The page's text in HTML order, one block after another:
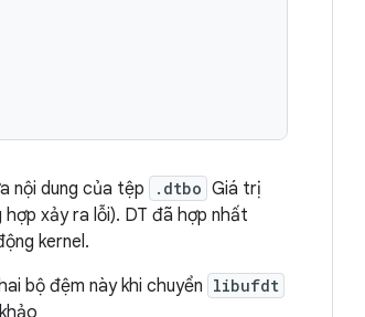
nội dung của tệp .dtbo Giá trị
xảy ra lỗi). DT đã hợp nhất
kernel.
bộ đệm này khi chuyển libufdt